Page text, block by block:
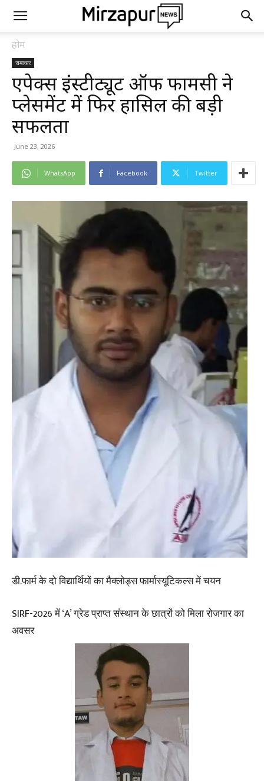
होम
समाचार
एपेक्स इंस्टीट्यूट ऑफ फार्मेसी ने
प्लेसमेंट में फिर हासिल की बड़ी
सफलता
June 23, 2026
WhatsApp Facebook Twitter
डी.फार्म के दो विद्यार्थियों का मैक्लोड्स फार्मास्यूटिकल्स में चयन
SIRF-2026 में ‘A’ ग्रेड प्राप्त संस्थान के छात्रों को मिला रोजगार का
अवसर